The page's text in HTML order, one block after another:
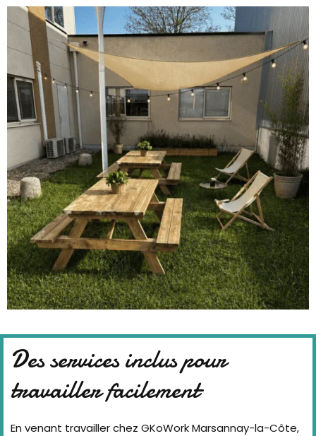
Des services inclus pour
travailler facilement
En venant travailler chez GKoWork Marsannay-la-Côte,